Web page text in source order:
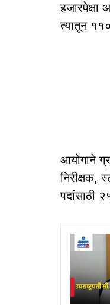
त्‍यातून
आयोगाने
निरीक्षक,
पदांसाठी